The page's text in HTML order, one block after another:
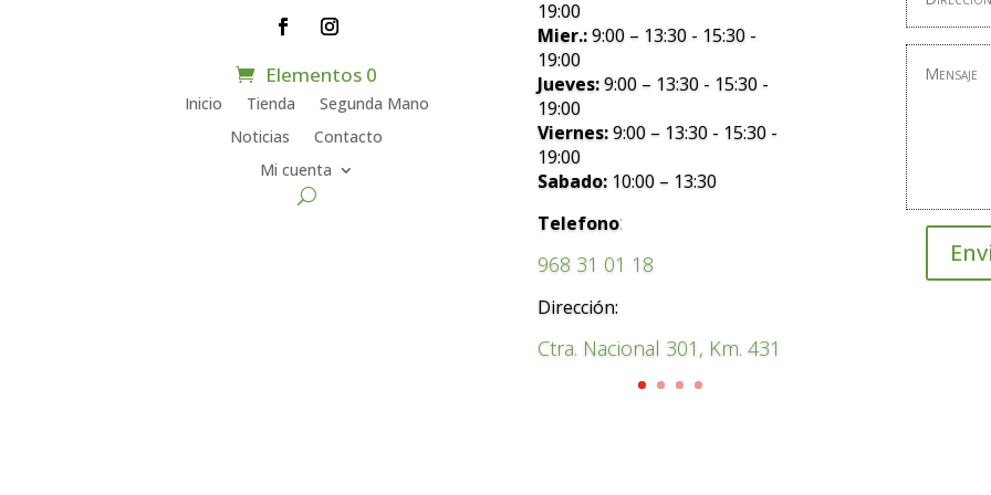
Elementos 0
Inicio Tienda
Segunda Mano
Noticias
Contacto
Mi cuenta
19:00
Mier.:9:00 – 13:30 - 15:30 -
19:00
Jueves:9:00 – 13:30 - 15:30 -
19:00
Viernes:9:00 – 13:30 - 15:30 -
19:00
Sabado: 10:00 – 13:30
Telefono:
968 31 01 18
Dirección:
Ctra. Nacional 301, Km. 431